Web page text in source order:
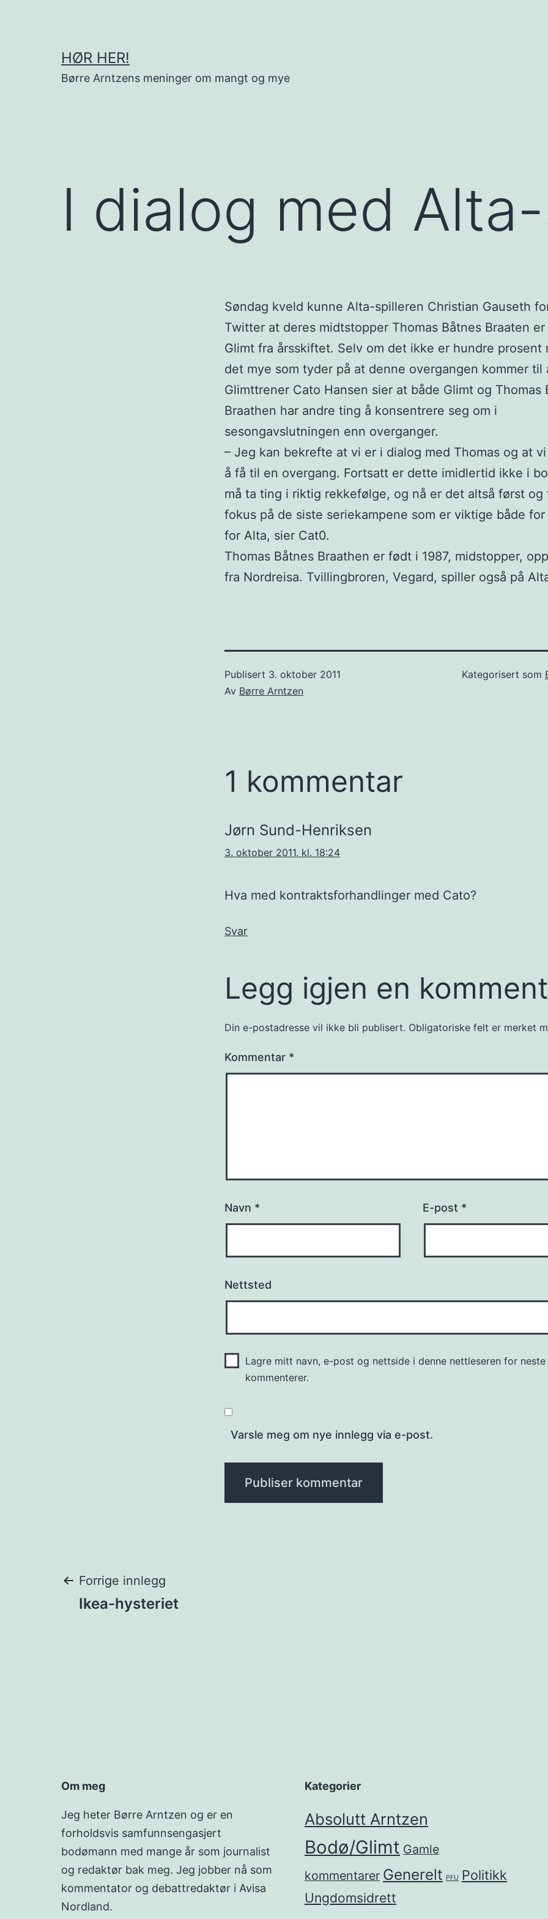
HØR HER!
Børre Arntzens meninger om mangt og mye
I dialog med
Søndag kveld kunne Alta-spilleren Christian Gauseth
Twitter at deres midtstopper Thomas Båtnes Braaten
Glimt fra årsskiftet. Selv om det ikke er hundre prosent
det mye som tyder på at denne overgangen kommer til
Glimttrener Cato Hansen sier at både Glimt og Thomas
Braathen har andre ting å konsentrere seg om i
sesongavslutningen enn overganger.
– Jeg kan bekrefte at vi er i dialog med Thomas og at
å få til en overgang. Fortsatt er dette imidlertid ikke i
må ta ting i riktig rekkefølge, og nå er det altså først og
fokus på de siste seriekampene som er viktige både for
for Alta, sier Cat0.
Thomas Båtnes Braathen er født i 1987, midstopper,
fra Nordreisa. Tvillingbroren, Vegard, spiller også på
Publisert 3. oktober 2011
Av Børre Arntzen
Kategorisert som
1 kommentar
Jørn Sund-Henriksen
3. oktober 2011, kl. 18:24
Hva med kontraktsforhandlinger med Cato?
Svar
Legg igjen en
Din e-postadresse vil ikke bli publisert. Obligatoriske felt er merket
Kommentar *
Navn * E-post *
Nettsted
Lagre mitt navn, e-post og nettside i denne nettleseren for neste
kommenterer.
Varsle meg om nye innlegg via e-post.
Innleggsnavigasjon
Forrige innlegg
Ikea-hysteriet
Om meg
Jeg heter Børre Arntzen og er en
forholdsvis samfunnsengasjert
bodømann med mange år som journalist
og redaktør bak meg. Jeg jobber nå som
kommentator og debattredaktør i Avisa
Nordland.
Kategorier
Absolutt Arntzen
Bodø/Glimt Gamle
kommentarer Generelt PFU Politikk
Ungdomsidrett